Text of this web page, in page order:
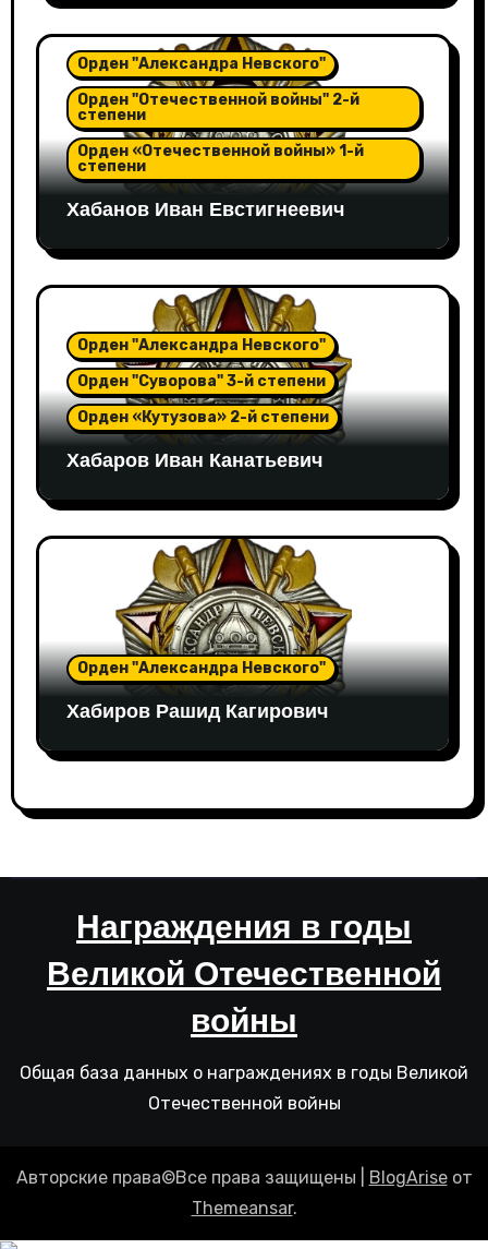
Орден "Александра Невского"
Орден "Отечественной войны" 2-й
степени
Орден «Отечественной войны» 1-й
степени
Хабанов Иван Евстигнеевич
Орден "Александра Невского"
Орден "Суворова" 3-й степени
Орден «Кутузова» 2-й степени
Хабаров Иван Канатьевич
Орден "Александра Невского"
Хабиров Рашид Кагирович
Награждения в годы
Великой Отечественной
войны
Общая база данных о награждениях в годы Великой
Отечественной войны
Авторские права©Все права защищены BlogAriseот
Themeansar.